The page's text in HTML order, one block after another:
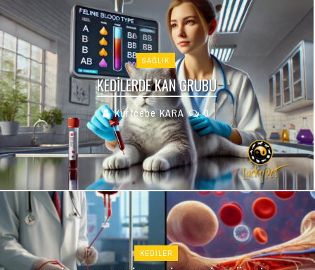
SAĞLIK
KEDILERDE KAN GRUBU
Kurtcebe KARA 0
KEDİLER